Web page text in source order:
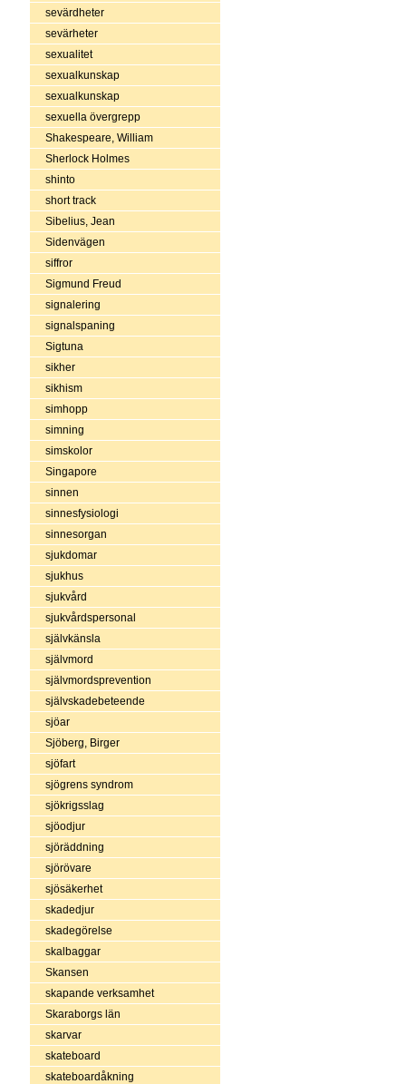
sevärdheter
sevärheter
sexualitet
sexualkunskap
sexualkunskap
sexuella övergrepp
Shakespeare, William
Sherlock Holmes
shinto
short track
Sibelius, Jean
Sidenvägen
siffror
Sigmund Freud
signalering
signalspaning
Sigtuna
sikher
sikhism
simhopp
simning
simskolor
Singapore
sinnen
sinnesfysiologi
sinnesorgan
sjukdomar
sjukhus
sjukvård
sjukvårdspersonal
självkänsla
självmord
självmordsprevention
självskadebeteende
sjöar
Sjöberg, Birger
sjöfart
sjögrens syndrom
sjökrigsslag
sjöodjur
sjöräddning
sjörövare
sjösäkerhet
skadedjur
skadegörelse
skalbaggar
Skansen
skapande verksamhet
Skaraborgs län
skarvar
skateboard
skateboardåkning